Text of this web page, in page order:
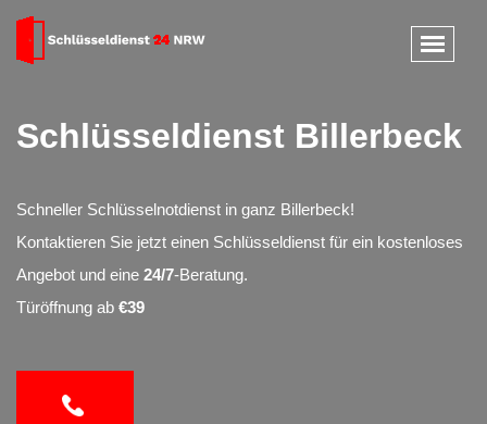
Schlüsseldienst Billerbeck
Schneller Schlüsselnotdienst in ganz Billerbeck!
Kontaktieren Sie jetzt einen Schlüsseldienst für ein kostenloses
Angebot und eine 24/7-Beratung.
Türöffnung ab €39